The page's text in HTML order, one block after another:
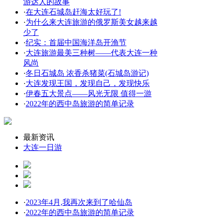
游达人的故事
·在大连石城岛赶海太好玩了!
·为什么来大连旅游的俄罗斯美女越来越
少了
·纪实：首届中国海洋岛开渔节
·大连旅游最美三种树——代表大连一种
风尚
·冬日石城岛 浓香杀猪菜(石城岛游记)
·大连发现王国，发现自己，发现快乐
·伊春五大景点——风光无限 值得一游
·2022年的西中岛旅游的简单记录
最新资讯
大连一日游
·2023年4月,我再次来到了哈仙岛
·2022年的西中岛旅游的简单记录